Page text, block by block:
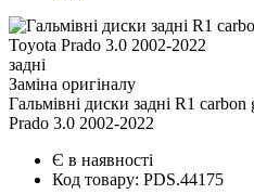
задні
Заміна оригіналу
Гальмівні диски задні R1
Prado 3.0 2002-2022
Є в наявності
Код товару: PDS.44175